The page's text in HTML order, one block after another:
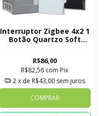
Interruptor Zigbee 4x2 1
Botão Quartzo Soft
R$86,00
R$82,56 com Pix
2x de R$43,00 sem juros
COMPRAR